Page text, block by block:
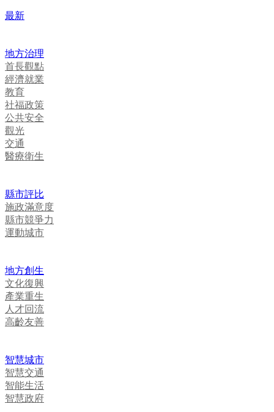
最新
地方治理
首長觀點
經濟就業
教育
社福政策
公共安全
觀光
交通
醫療衛生
縣市評比
施政滿意度
縣市競爭力
運動城市
地方創生
文化復興
產業重生
人才回流
高齡友善
智慧城市
智慧交通
智能生活
智慧政府